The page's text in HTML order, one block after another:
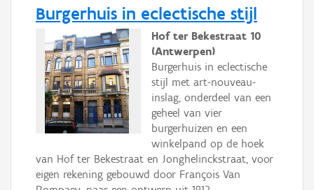
Burgerhuis in eclectische stijl
Hof ter Bekestraat 10
(Antwerpen)
Burgerhuis in eclectische
stijl met art-nouveau-
inslag, onderdeel van een
geheel van vier
burgerhuizen en een
winkelpand op de hoek
van Hof ter Bekestraat en Jonghelinckstraat, voor
eigen rekening gebouwd door François Van